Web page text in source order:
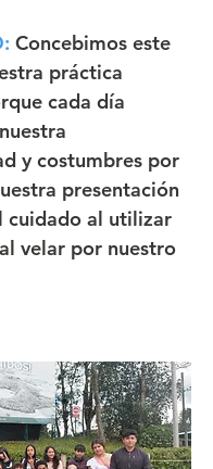
Concebimos este
práctica
cada día
y costumbres por
presentación
cuidado al utilizar
velar por nuestro